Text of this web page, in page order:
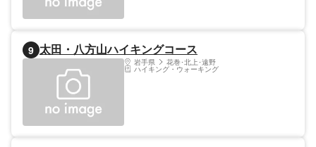
【料金】利用料無料 ※申し込み必須
9 太田・八方山ハイキングコース
岩手県 花巻･北上･遠野
ハイキング・ウォーキング